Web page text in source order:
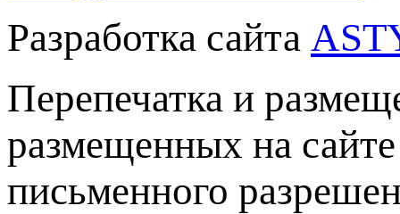
Разработка сайта
Перепечатка и
размещенных на
письменного